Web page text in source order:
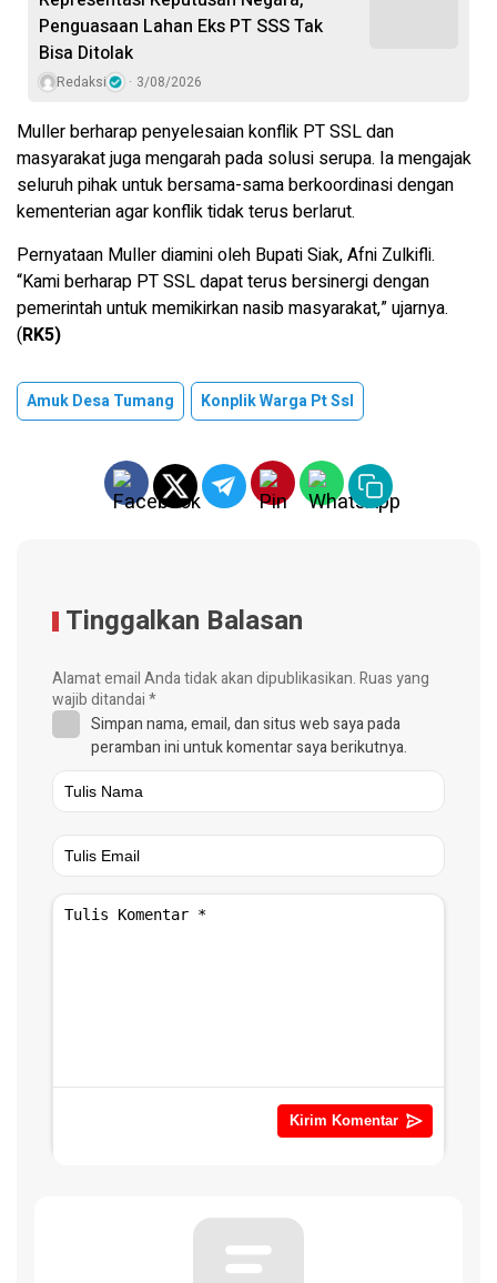
Penguasaan Lahan Eks PT SSS Tak
Bisa Ditolak
Redaksi 3/08/2026
Muller berharap penyelesaian konflik PT SSL dan
masyarakat juga mengarah pada solusi serupa. Ia mengajak
seluruh pihak untuk bersama-sama berkoordinasi dengan
kementerian agar konflik tidak terus berlarut.
Pernyataan Muller diamini oleh Bupati Siak, Afni Zulkifli.
“Kami berharap PT SSL dapat terus bersinergi dengan
pemerintah untuk memikirkan nasib masyarakat,” ujarnya.
(RK5)
Amuk Desa Tumang Konplik Warga Pt Ssl
Tinggalkan Balasan
Alamat email Anda tidak akan dipublikasikan.Ruas yang
wajib ditandai*
Simpan nama, email, dan situs web saya pada
peramban ini untuk komentar saya berikutnya.